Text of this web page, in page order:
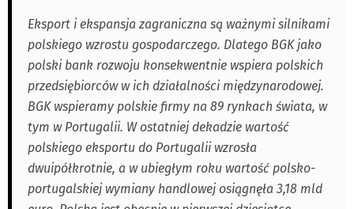
Eksport i ekspansja zagraniczna są ważnymi silnikami
polskiego wzrostu gospodarczego. Dlatego BGK jako
polski bank rozwoju konsekwentnie wspiera polskich
przedsiębiorców w ich działalności międzynarodowej.
BGK wspieramy polskie firmy na 89 rynkach świata, w
tym w Portugalii. W ostatniej dekadzie wartość
polskiego eksportu do Portugalii wzrosła
dwuipółkrotnie, a w ubiegłym roku wartość polsko-
portugalskiej wymiany handlowej osiągnęła 3,18 mld